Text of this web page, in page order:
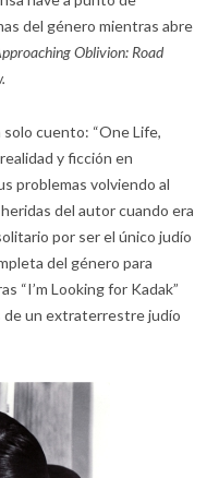
del género mientras abre
Oblivion: Road
cuento: “One Life,
y ficción en
problemas volviendo al
del autor cuando era
por ser el único judío
del género para
“I’m Looking for Kadak”
de un extraterrestre judío